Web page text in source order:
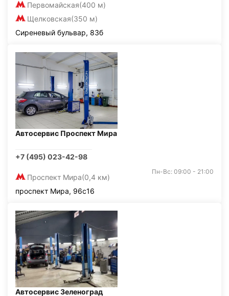
Первомайская(400 м)
Щелковская(350 м)
Сиреневый бульвар, 83б
Автосервис Проспект Мира
+7 (495) 023-42-98
Проспект Мира(0,4 км)
Пн-Вс: 09:00 - 21:00
проспект Мира, 96с16
Автосервис Зеленоград